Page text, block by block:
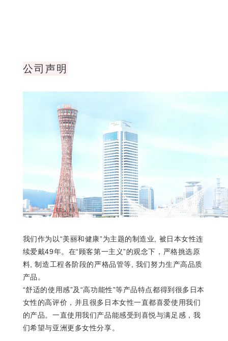
公司声明
我们作为以“美丽和健康”为主题的制造业, 被日本女性连
续爱戴49年。在“顾客第一主义”的观念下，严格挑选原
料, 制造工程各阶段的严格品管等, 我们努力生产高品质
产品。
“舒适的使用感”及“高功能性”等产品特点都得到很多日本
女性的高评价，并且很多日本女性一直都喜爱使用我们
的产品。一直使用我们产品能感受到喜悦与满足感，我
们希望与亚洲更多女性分享。